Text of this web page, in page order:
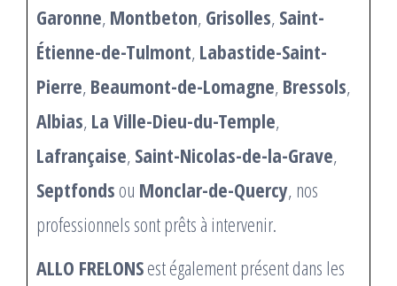
Garonne, Montbeton, Grisolles, Saint-
Étienne-de-Tulmont, Labastide-Saint-
Pierre, Beaumont-de-Lomagne, Bressols,
Albias, La Ville-Dieu-du-Temple,
Lafrançaise, Saint-Nicolas-de-la-Grave,
Septfonds ou Monclar-de-Quercy, nos
professionnels sont prêts à intervenir.
ALLO FRELONSest également présent dans les